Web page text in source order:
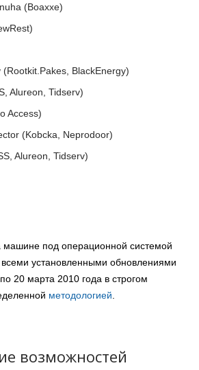
(Boaxxe)
(Rootkit.Pakes, BlackEnergy)
Alureon, Tidserv)
Access)
(Kobcka, Neprodoor)
Alureon, Tidserv)
машине под операционной системой
установленными обновлениями
20 марта 2010 года в строгом
методологией
возможностей